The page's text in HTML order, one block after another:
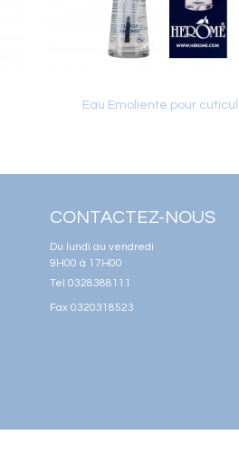
Ajouter au panier
Eau Emoliente pour
CONTACTEZ-NOUS
Du lundi au vendredi
9H00 à 17H00
Tel 0328388111
Fax 0320318523